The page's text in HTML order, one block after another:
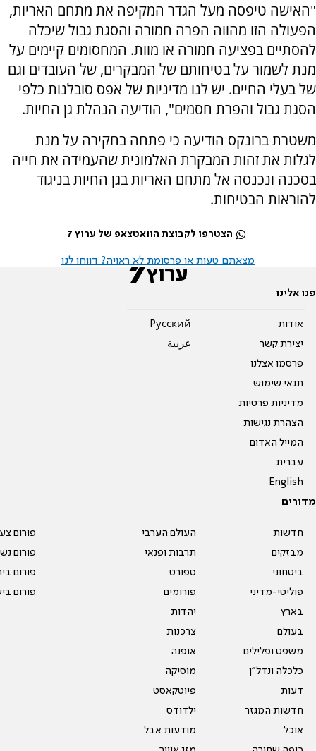
"האישה טיפסה מעל הגדר המקיפה את מתחם האריות,
הפעולה הזו מהווה הפרה חמורה והסגת גבול שיכלה
להסתיים בפציעה חמורה או מוות. המחסומים קיימים על
מנת לשמור על בטיחותם של המבקרים, של העובדים וגם
של בעלי החיים. יש לנו מדיניות של אפס סובלנות כלפי
הסגת גבול והפרת חסמים", הודיעה הנהלת גן החיות.
משטרת ברונקס הודיעה כי פתחה בחקירה על מנת
לגלות את זהות המבקרת האלמונית שהעמידה את חייה
בסכנה ונכנסה אל מתחם האריות בגן החיות בניגוד
להוראות הבטיחות.
הצטרפו לקבוצת הוואטצאפ של ערוץ 7
מצאתם טעות או פרסומת לא ראויה? דווחו לנו
פנו אלינו
אודות
יצירת קשר
פרסמו אצלנו
תנאי שימוש
מדיניות פרטיות
הצהרת נגישות
המייל האדום
עברית
English
Pусский
عربية
מדורים
חדשות
מבזקים
ביטחוני
פוליטי-מדיני
בארץ
בעולם
משפט ופלילים
כלכלה ונדל"ן
דעות
חדשות המגזר
אוכל
העולם הערבי
תרבות ופנאי
ספורט
פורומים
יהדות
צרכנות
אופנה
מוסיקה
פיוטקאסט
ילדודס
מודעות אבל
פורום
פורום
פורום
פורום